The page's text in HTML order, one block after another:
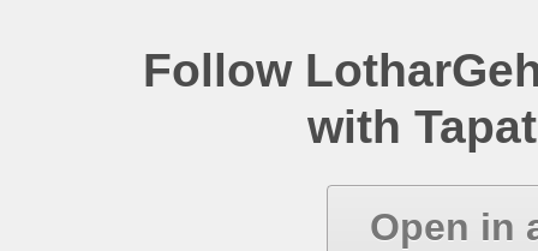
Follow
with
Open in